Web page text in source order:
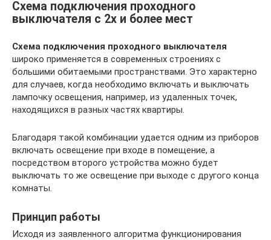
Схема подключения проходного
выключателя с 2х и более мест
Схема подключения проходного выключателя
широко применяется в современных строениях с
большими обитаемыми пространствами. Это характерно
для случаев, когда необходимо включать и выключать
лампочку освещения, например, из удаленных точек,
находящихся в разных частях квартиры.
Благодаря такой комбинации удается одним из приборов
включать освещение при входе в помещение, а
посредством второго устройства можно будет
выключать то же освещение при выходе с другого конца
комнаты.
Принцип работы
Исходя из заявленного алгоритма функционирования